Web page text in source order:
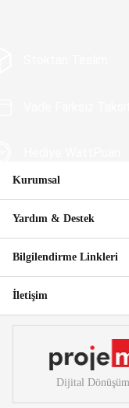
Güvenli Alışveriş
Kurumsal
Yardım & Destek
Bilgilendirme Linkleri
İletişim
Dijital Dönüşüm